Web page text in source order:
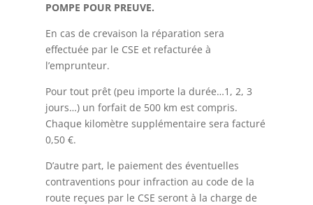
POMPE POUR PREUVE.
En cas de crevaison la réparation sera
effectuée par le CSE et refacturée à
l’emprunteur.
Pour tout prêt (peu importe la durée…1, 2, 3
jours…) un forfait de 500 km est compris.
Chaque kilomètre supplémentaire sera facturé
0,50 €.
D’autre part, le paiement des éventuelles
contraventions pour infraction au code de la
route reçues par le CSE seront à la charge de